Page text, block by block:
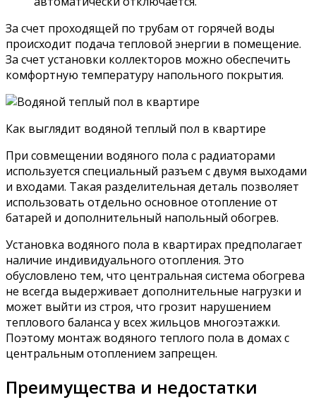
За счет проходящей по трубам от горячей воды
происходит подача тепловой энергии в помещение.
За счет установки коллекторов можно обеспечить
комфортную температуру напольного покрытия.
Как выглядит водяной теплый пол в квартире
При совмещении водяного пола с радиаторами
используется специальный разъем с двумя выходами
и входами. Такая разделительная деталь позволяет
использовать отдельно основное отопление от
батарей и дополнительный напольный обогрев.
Установка водяного пола в квартирах предполагает
наличие индивидуального отопления. Это
обусловлено тем, что центральная система обогрева
не всегда выдерживает дополнительные нагрузки и
может выйти из строя, что грозит нарушением
теплового баланса у всех жильцов многоэтажки.
Поэтому монтаж водяного теплого пола в домах с
центральным отоплением запрещен.
Преимущества и недостатки